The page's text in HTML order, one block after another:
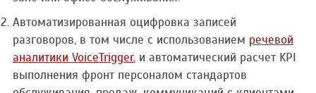
Автоматизированная оцифровка записей
разговоров, в том числе с использованием речевой
аналитики VoiceTrigger, и автоматический расчет KPI
выполнения фронт персоналом стандартов